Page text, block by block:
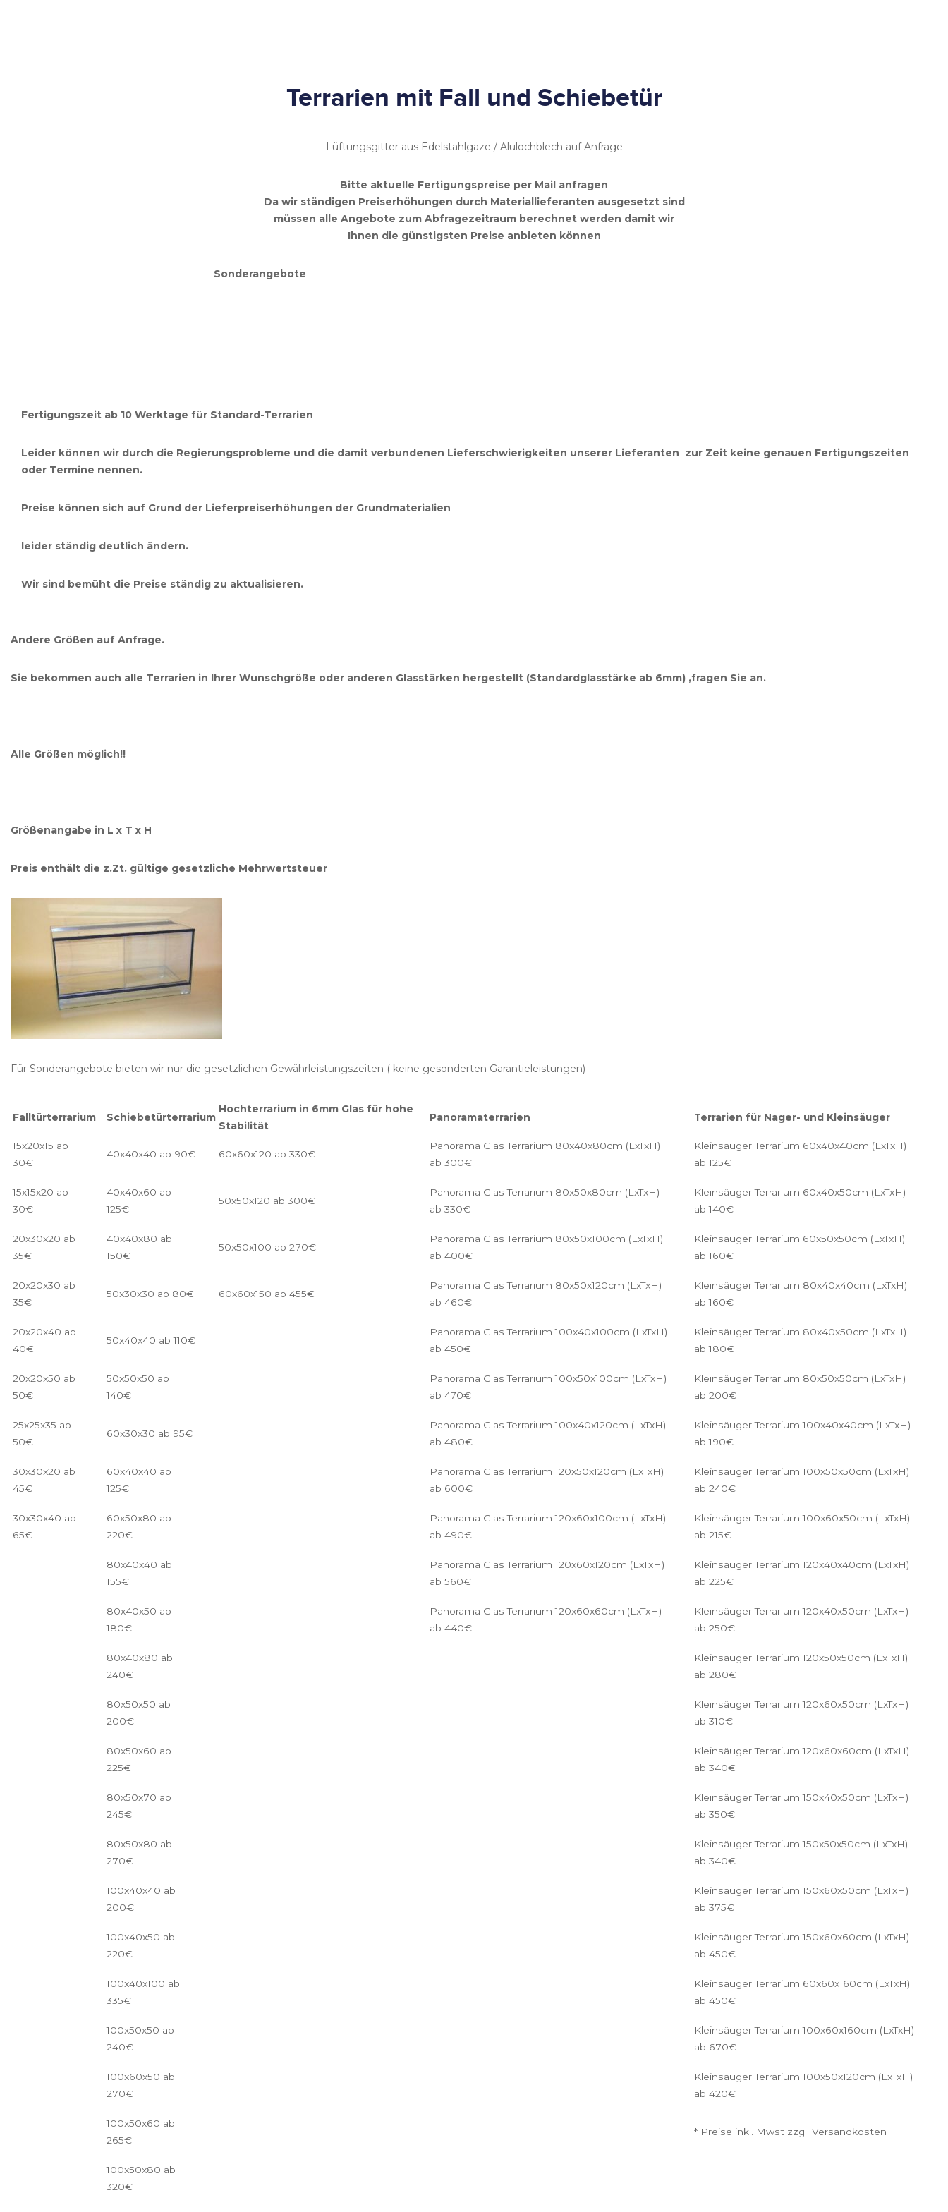
Terrarien mit Fall und Schiebetür
Lüftungsgitter aus Edelstahlgaze / Alulochblech auf Anfrage
Bitte aktuelle Fertigungspreise per Mail anfragen
Da wir ständigen Preiserhöhungen durch Materiallieferanten ausgesetzt sind
müssen alle Angebote zum Abfragezeitraum berechnet werden damit wir
Ihnen die günstigsten Preise anbieten können
Sonderangebote
Fertigungszeit ab 10 Werktage für Standard-Terrarien
Leider können wir durch die Regierungsprobleme und die damit verbundenen Lieferschwierigkeiten unserer Lieferanten zur Zeit keine genauen Fertigungszeiten
oder Termine nennen.
Preise können sich auf Grund der Lieferpreiserhöhungen der Grundmaterialien
leider ständig deutlich ändern.
Wir sind bemüht die Preise ständig zu aktualisieren.
Andere Größen auf Anfrage.
Sie bekommen auch alle Terrarien in Ihrer Wunschgröße oder anderen Glasstärken hergestellt (Standardglasstärke ab 6mm) ,fragen Sie an.
Alle Größen möglich!!
Größenangabe in L x T x H
Preis enthält die z.Zt. gültige gesetzliche Mehrwertsteuer
Für Sonderangebote bieten wir nur die gesetzlichen Gewährleistungszeiten ( keine gesonderten Garantieleistungen)
Falltürterrarium Schiebetürterrarium
Hochterrarium in 6mm Glas für hohe
Stabilität
Panoramaterrarien Terrarien für Nager- und Kleinsäuger
15x20x15 ab
30€
40x40x40 ab 90€ 60x60x120 ab 330€
Panorama Glas Terrarium 80x40x80cm (LxTxH)
ab 300€
Kleinsäuger Terrarium 60x40x40cm (LxTxH)
ab 125€
15x15x20 ab
30€
40x40x60 ab
125€
50x50x120 ab 300€
Panorama Glas Terrarium 80x50x80cm (LxTxH)
ab 330€
Kleinsäuger Terrarium 60x40x50cm (LxTxH)
ab 140€
20x30x20 ab
35€
40x40x80 ab
150€
50x50x100 ab 270€
Panorama Glas Terrarium 80x50x100cm (LxTxH)
ab 400€
Kleinsäuger Terrarium 60x50x50cm (LxTxH)
ab 160€
20x20x30 ab
35€
50x30x30 ab 80€ 60x60x150 ab 455€
Panorama Glas Terrarium 80x50x120cm (LxTxH)
ab 460€
Kleinsäuger Terrarium 80x40x40cm (LxTxH)
ab 160€
20x20x40 ab
40€
50x40x40 ab 110€
Panorama Glas Terrarium 100x40x100cm (LxTxH)
ab 450€
Kleinsäuger Terrarium 80x40x50cm (LxTxH)
ab 180€
20x20x50 ab
50€
50x50x50 ab
140€
Panorama Glas Terrarium 100x50x100cm (LxTxH)
ab 470€
Kleinsäuger Terrarium 80x50x50cm (LxTxH)
ab 200€
25x25x35 ab
50€
60x30x30 ab 95€
Panorama Glas Terrarium 100x40x120cm (LxTxH)
ab 480€
Kleinsäuger Terrarium 100x40x40cm (LxTxH)
ab 190€
30x30x20 ab
45€
60x40x40 ab
125€
Panorama Glas Terrarium 120x50x120cm (LxTxH)
ab 600€
Kleinsäuger Terrarium 100x50x50cm (LxTxH)
ab 240€
30x30x40 ab
65€
60x50x80 ab
220€
Panorama Glas Terrarium 120x60x100cm (LxTxH)
ab 490€
Kleinsäuger Terrarium 100x60x50cm (LxTxH)
ab 215€
80x40x40 ab
155€
Panorama Glas Terrarium 120x60x120cm (LxTxH)
ab 560€
Kleinsäuger Terrarium 120x40x40cm (LxTxH)
ab 225€
80x40x50 ab
180€
Panorama Glas Terrarium 120x60x60cm (LxTxH)
ab 440€
Kleinsäuger Terrarium 120x40x50cm (LxTxH)
ab 250€
80x40x80 ab
240€
Kleinsäuger Terrarium 120x50x50cm (LxTxH)
ab 280€
80x50x50 ab
200€
Kleinsäuger Terrarium 120x60x50cm (LxTxH)
ab 310€
80x50x60 ab
225€
Kleinsäuger Terrarium 120x60x60cm (LxTxH)
ab 340€
80x50x70 ab
245€
Kleinsäuger Terrarium 150x40x50cm (LxTxH)
ab 350€
80x50x80 ab
270€
Kleinsäuger Terrarium 150x50x50cm (LxTxH)
ab 340€
100x40x40 ab
200€
Kleinsäuger Terrarium 150x60x50cm (LxTxH)
ab 375€
100x40x50 ab
220€
Kleinsäuger Terrarium 150x60x60cm (LxTxH)
ab 450€
100x40x100 ab
335€
Kleinsäuger Terrarium 60x60x160cm (LxTxH)
ab 450€
100x50x50 ab
240€
Kleinsäuger Terrarium 100x60x160cm (LxTxH)
ab 670€
100x60x50 ab
270€
Kleinsäuger Terrarium 100x50x120cm (LxTxH)
ab 420€
100x50x60 ab
265€
* Preise inkl. Mwst zzgl. Versandkosten
100x50x80 ab
320€